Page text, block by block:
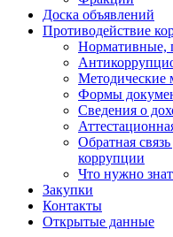
Доска объявлений
Противодействие
Нормативные,
Методические
Формы
Сведения о
Обратная
коррупции
Что нужно
Закупки
Контакты
Открытые данные